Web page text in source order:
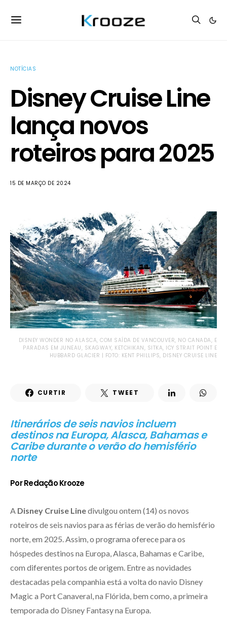
NOTÍCIAS
Disney Cruise Line
lança novos
roteiros para 2025
15 DE MARÇO DE 2024
DISNEY WONDER NO ALASCA, COM SAÍDA DE VANCOUVER, NO CANADA, E
PARADAS EM JUNEAU, SKAGWAY, KETCHIKAN, SITKA, ICY STRAIT POINT E
HUBBARD GLACIER | FOTO: KENT PHILLIPS, DISNEY CRUISE LINE
CURTIR TWEET
Itinerários de seis navios incluem
destinos na Europa, Alasca, Bahamas e
Caribe durante o verão do hemisfério
norte
Por Redação Krooze
A Disney Cruise Linedivulgou ontem (14) os novos
roteiros de seis navios para as férias de verão do hemisfério
norte, em 2025. Assim, o programa oferece para os
hóspedes destinos na Europa, Alasca, Bahamas e Caribe,
com diferentes portos de origem. Entre as novidades
destacadas pela companhia está a volta do navio Disney
Magic a Port Canaveral, na Flórida, bem como, a primeira
temporada do Disney Fantasy na Europa.